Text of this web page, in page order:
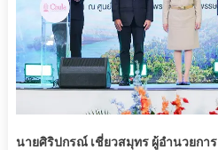
นายศิริปกรณ์ เชี่ยวสมุทร ผู้อำนวยการ